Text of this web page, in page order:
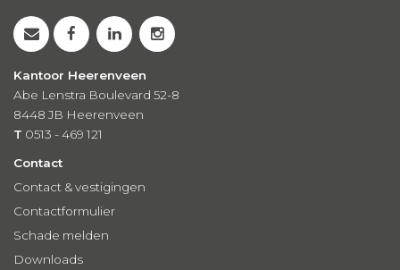
Kantoor Heerenveen
Abe Lenstra Boulevard 52-8
8448 JB Heerenveen
T 0513 - 469 121
Contact
Contact & vestigingen
Contactformulier
Schade melden
Downloads